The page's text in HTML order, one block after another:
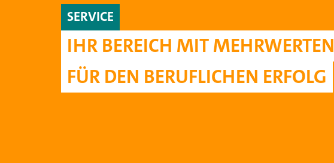
SERVICE
IHR BEREICH MIT MEHRWERTEN
FÜR DEN BERUFLICHEN ERFOLG